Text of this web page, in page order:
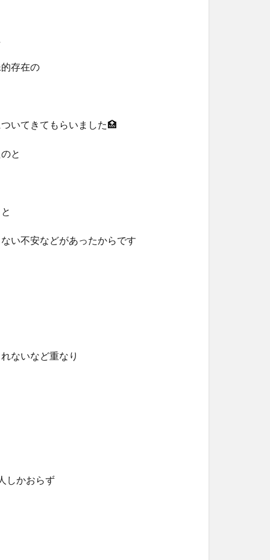
存在の
いてきてもらいました🏥
と
い不安などがあったからです
ないなど重なり
しかおらず